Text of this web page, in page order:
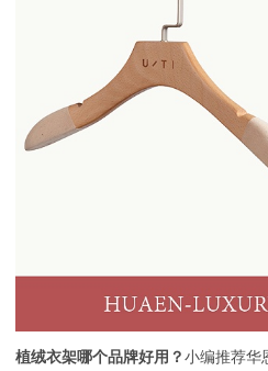
植绒衣架哪个品牌好用 ？ 小编推荐华